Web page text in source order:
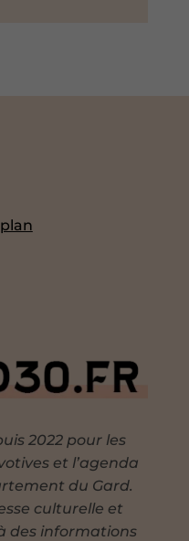
2022 pour les
et l’agenda
du Gard.
culturelle et
des informations